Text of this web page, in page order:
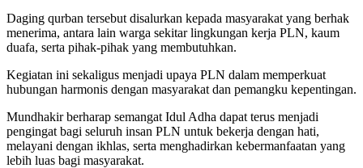
Daging qurban tersebut disalurkan kepada masyarakat yang berhak
menerima, antara lain warga sekitar lingkungan kerja PLN, kaum
duafa, serta pihak-pihak yang membutuhkan.
Kegiatan ini sekaligus menjadi upaya PLN dalam memperkuat
hubungan harmonis dengan masyarakat dan pemangku kepentingan.
Mundhakir berharap semangat Idul Adha dapat terus menjadi
pengingat bagi seluruh insan PLN untuk bekerja dengan hati,
melayani dengan ikhlas, serta menghadirkan kebermanfaatan yang
lebih luas bagi masyarakat.